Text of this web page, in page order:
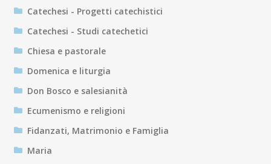
Catechesi - Progetti catechistici
Catechesi - Studi catechetici
Chiesa e pastorale
Domenica e liturgia
Don Bosco e salesianità
Ecumenismo e religioni
Fidanzati, Matrimonio e Famiglia
Maria